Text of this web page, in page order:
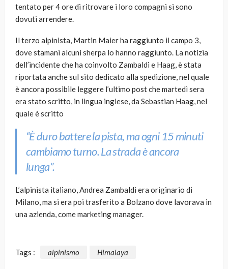
tentato per 4 ore di ritrovare i loro compagni si sono
dovuti arrendere.
Il terzo alpinista, Martin Maier ha raggiunto il campo 3,
dove stamani alcuni sherpa lo hanno raggiunto. La notizia
dell’incidente che ha coinvolto Zambaldi e Haag, è stata
riportata anche sul sito dedicato alla spedizione, nel quale
è ancora possibile leggere l’ultimo post che martedì sera
era stato scritto, in lingua inglese, da Sebastian Haag, nel
quale è scritto
“È duro battere la pista, ma ogni 15 minuti
cambiamo turno. La strada è ancora
lunga”.
L’alpinista italiano, Andrea Zambaldi era originario di
Milano, ma si era poi trasferito a Bolzano dove lavorava in
una azienda, come marketing manager.
Tags : alpinismo Himalaya